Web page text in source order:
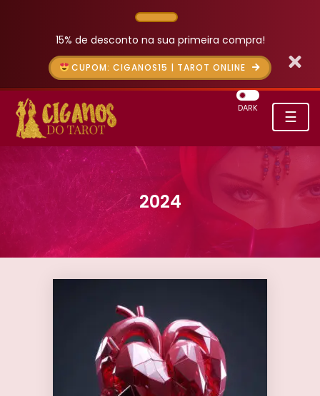
15% de desconto na sua primeira compra!
CUPOM: CIGANOS15 | TAROT ONLINE
☰
DARK
2024